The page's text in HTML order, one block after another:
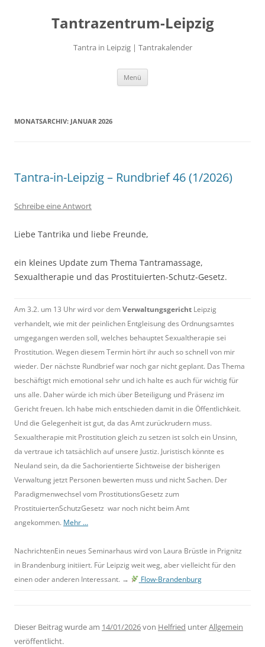
Tantrazentrum-Leipzig
Tantra in Leipzig | Tantrakalender
Menü
MONATSARCHIV: JANUAR 2026
Tantra-in-Leipzig – Rundbrief 46 (1/2026)
Schreibe eine Antwort
Liebe Tantrika und liebe Freunde,
ein kleines Update zum Thema Tantramassage,
Sexualtherapie und das Prostituierten-Schutz-Gesetz.
Am 3.2. um 13 Uhr wird vor dem Verwaltungsgericht Leipzig
verhandelt, wie mit der peinlichen Entgleisung des Ordnungsamtes
umgegangen werden soll, welches behauptet Sexualtherapie sei
Prostitution. Wegen diesem Termin hört ihr auch so schnell von mir
wieder. Der nächste Rundbrief war noch gar nicht geplant. Das Thema
beschäftigt mich emotional sehr und ich halte es auch für wichtig für
uns alle. Daher würde ich mich über Beteiligung und Präsenz im
Gericht freuen. Ich habe mich entschieden damit in die Öffentlichkeit.
Und die Gelegenheit ist gut, da das Amt zurückrudern muss.
Sexualtherapie mit Prostitution gleich zu setzen ist solch ein Unsinn,
da vertraue ich tatsächlich auf unsere Justiz. Juristisch könnte es
Neuland sein, da die Sachorientierte Sichtweise der bisherigen
Verwaltung jetzt Personen bewerten muss und nicht Sachen. Der
Paradigmenwechsel vom ProstitutionsGesetz zum
ProstituiertenSchutzGesetz war noch nicht beim Amt
angekommen. Mehr …
NachrichtenEin neues Seminarhaus wird von Laura Brüstle in Prignitz
in Brandenburg initiiert. Für Leipzig weit weg, aber vielleicht für den
einen oder anderen Interessant. →
Flow-Brandenburg
Dieser Beitrag wurde am 14/01/2026von Helfried unterAllgemein
veröffentlicht.